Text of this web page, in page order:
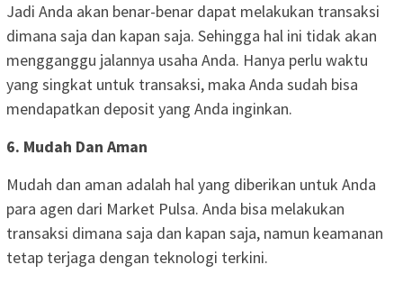
Jadi Anda akan benar-benar dapat melakukan transaksi
dimana saja dan kapan saja. Sehingga hal ini tidak akan
mengganggu jalannya usaha Anda. Hanya perlu waktu
yang singkat untuk transaksi, maka Anda sudah bisa
mendapatkan deposit yang Anda inginkan.
6. Mudah Dan Aman
Mudah dan aman adalah hal yang diberikan untuk Anda
para agen dari Market Pulsa. Anda bisa melakukan
transaksi dimana saja dan kapan saja, namun keamanan
tetap terjaga dengan teknologi terkini.